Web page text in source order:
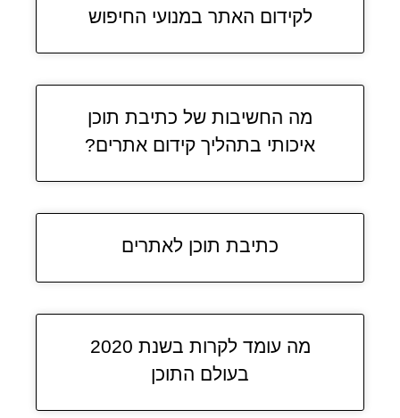
לקידום האתר במנועי החיפוש
מה החשיבות של כתיבת תוכן
איכותי בתהליך קידום אתרים?
כתיבת תוכן לאתרים
מה עומד לקרות בשנת 2020
בעולם התוכן